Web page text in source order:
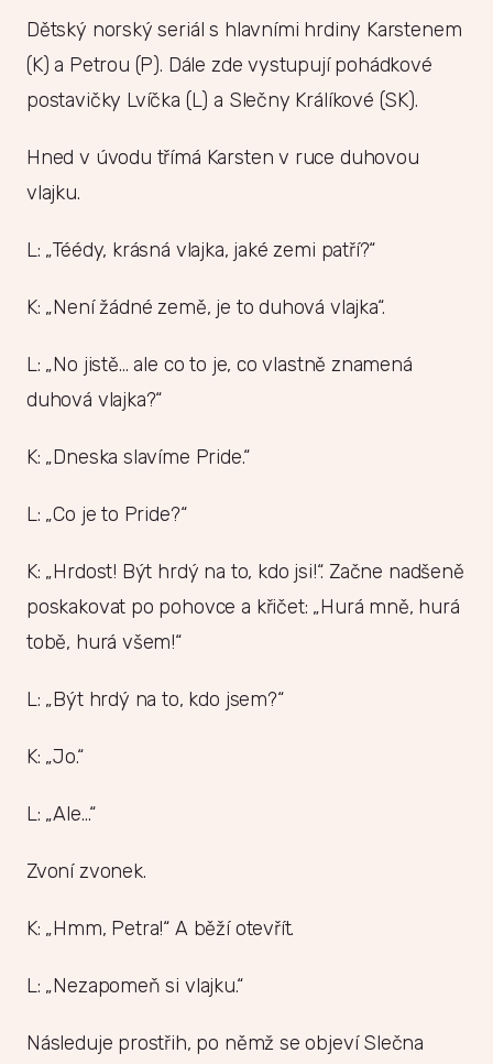
Dětský norský seriál s hlavními hrdiny Karstenem
(K) a Petrou (P). Dále zde vystupují pohádkové
postavičky Lvíčka (L) a Slečny Králíkové (SK).
Hned v úvodu třímá Karsten v ruce duhovou
vlajku.
L: „Téédy, krásná vlajka, jaké zemi patří?“
K: „Není žádné země, je to duhová vlajka“.
L: „No jistě… ale co to je, co vlastně znamená
duhová vlajka?“
K: „Dneska slavíme Pride.“
L: „Co je to Pride?“
K: „Hrdost! Být hrdý na to, kdo jsi!“. Začne nadšeně
poskakovat po pohovce a křičet: „Hurá mně, hurá
tobě, hurá všem!“
L: „Být hrdý na to, kdo jsem?“
K: „Jo.“
L: „Ale…“
Zvoní zvonek.
K: „Hmm, Petra!“ A běží otevřít.
L: „Nezapomeň si vlajku.“
Následuje prostřih, po němž se objeví Slečna